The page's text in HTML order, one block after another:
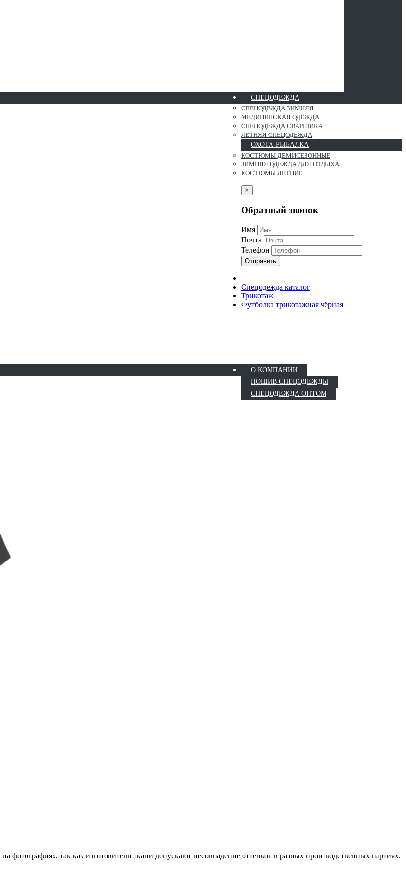
О КОМПАНИИ
ПОШИВ СПЕЦОДЕЖДЫ
СПЕЦОДЕЖДА ОПТОМ
СПЕЦОДЕЖДА
СПЕЦОДЕЖДА ЗИМНЯЯ
МЕДИЦИНСКАЯ ОДЕЖДА
СПЕЦОДЕЖДА СВАРЩИКА
ЛЕТНЯЯ СПЕЦОДЕЖДА
ОХОТА-РЫБАЛКА
КОСТЮМЫ ДЕМИСЕЗОННЫЕ
ЗИМНЯЯ ОДЕЖДА ДЛЯ ОТДЫХА
КОСТЮМЫ ЛЕТНИЕ
×
Обратный звонок
Имя
Почта
Телефон
Отправить
Спецодежда каталог
Трикотаж
Футболка трикотажная чёрная
фотографиях, так как изготовители ткани допускают несовпадение оттенков в разных производственных партиях.